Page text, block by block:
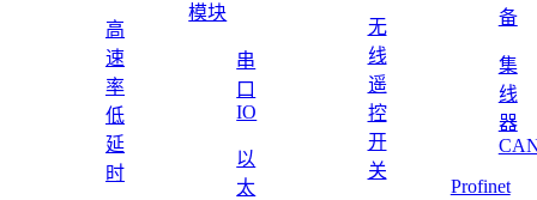
高
速
率
低
延
时
模块
串
口
IO
以
太
无
线
遥
控
开
关
备
集
线
器
Profinet